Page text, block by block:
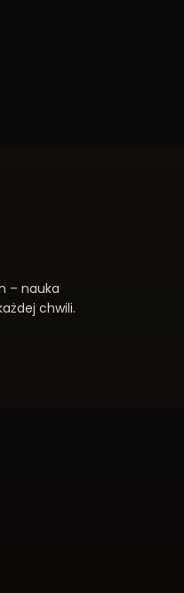
– nauka
chwili.